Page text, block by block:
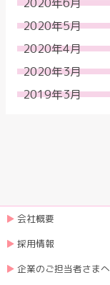
2020年5月
2020年4月
2020年3月
2019年3月
会社概要
採用情報
企業のご担当者さまへ